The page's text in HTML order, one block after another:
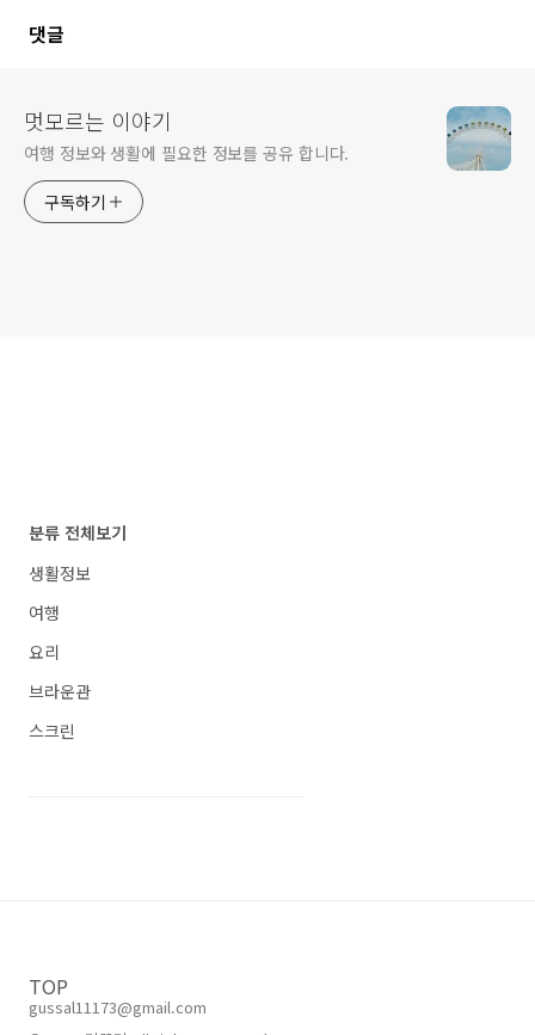
댓글
멋모르는 이야기
여행 정보와 생활에 필요한 정보를 공유 합니다.
구독하기
분류 전체보기
생활정보
여행
요리
브라운관
스크린
TOP
gussal11173@gmail.com